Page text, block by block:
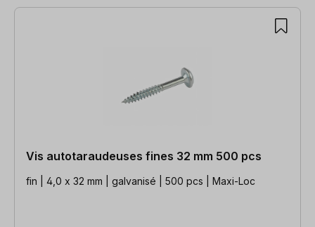
Vis autotaraudeuses fines 32 mm 500 pcs
fin | 4,0 x 32 mm | galvanisé | 500 pcs | Maxi-Loc